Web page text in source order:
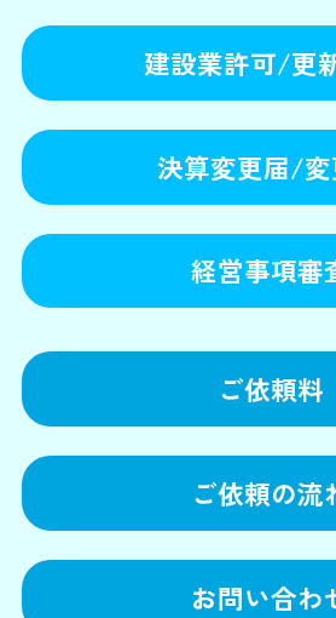
建設業許可/更
決算変更届/変
経営事項審
ご依頼料
ご依頼の流
お問い合わ